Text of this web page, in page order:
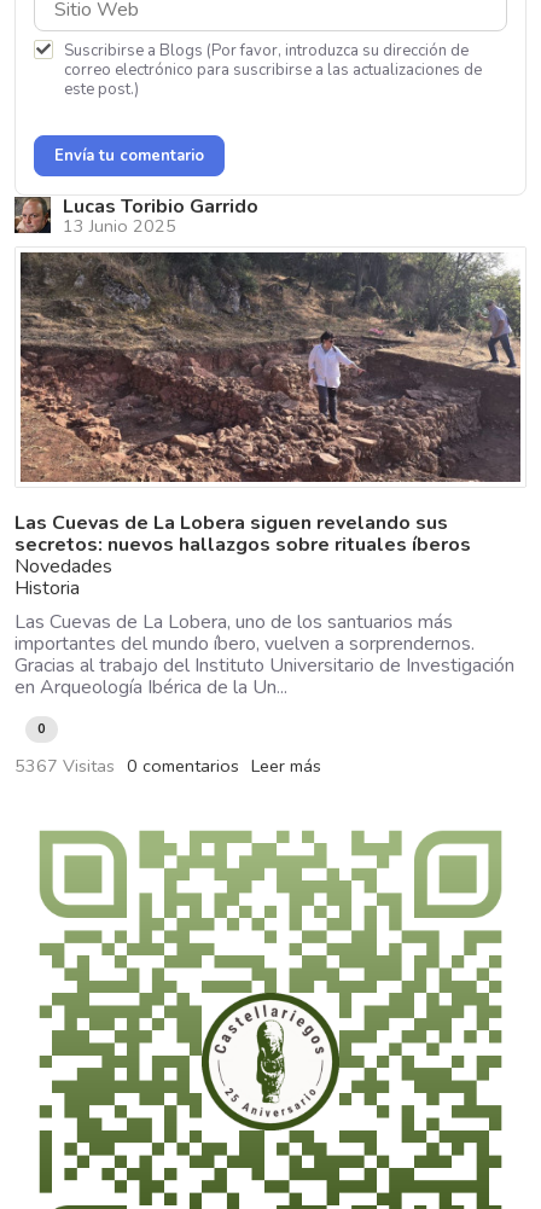
Suscribirse a Blogs (Por favor, introduzca su dirección de
correo electrónico para suscribirse a las actualizaciones de
este post.)
Envía tu comentario
Lucas Toribio Garrido
13 Junio 2025
Las Cuevas de La Lobera siguen revelando sus
secretos: nuevos hallazgos sobre rituales íberos
Novedades
Historia
Las Cuevas de La Lobera, uno de los santuarios más
importantes del mundo íbero, vuelven a sorprendernos.
Gracias al trabajo del Instituto Universitario de Investigación
en Arqueología Ibérica de la Un...
0
5367 Visitas 0 comentarios Leer más